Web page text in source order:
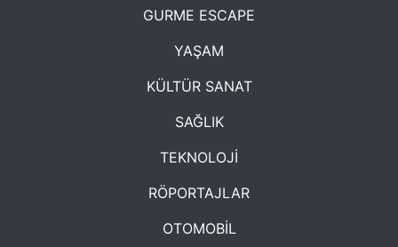
GURME ESCAPE
YAŞAM
KÜLTÜR SANAT
SAĞLIK
TEKNOLOJİ
RÖPORTAJLAR
OTOMOBİL